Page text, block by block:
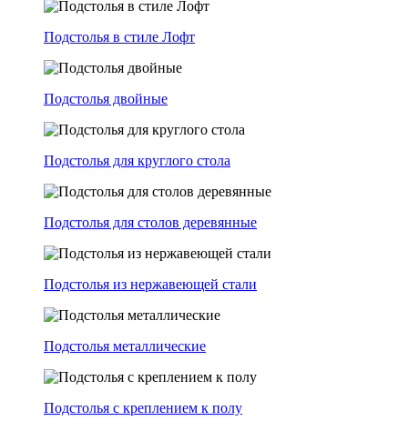
Подстолья в стиле Лофт
Подстолья двойные
Подстолья для круглого стола
Подстолья для столов деревянные
Подстолья из нержавеющей стали
Подстолья металлические
Подстолья с креплением к полу